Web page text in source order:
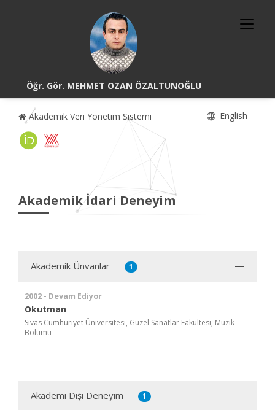
Öğr. Gör. MEHMET OZAN ÖZALTUNOĞLU
Akademik Veri Yönetim Sistemi English
Akademik İdari Deneyim
Akademik Ünvanlar 1
2002 - Devam Ediyor
Okutman
Sivas Cumhuriyet Üniversitesi, Güzel Sanatlar Fakültesi, Müzik
Bölümü
Akademi Dışı Deneyim 1